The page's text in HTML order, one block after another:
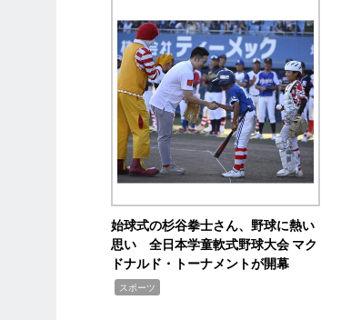
始球式の杉谷拳士さん、野球に熱い
思い 全日本学童軟式野球大会 マク
ドナルド・トーナメントが開幕
スポーツ